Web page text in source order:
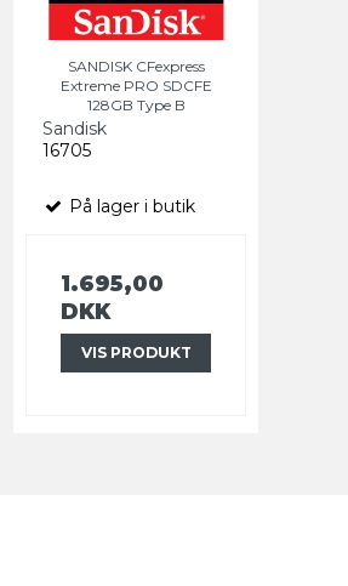
SANDISK CFexpress
Extreme PRO SDCFE
128GB Type B
Sandisk
16705
På lager i butik
1.695,00
DKK
VIS PRODUKT